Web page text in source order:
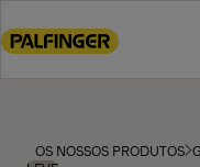
to
OS NOSSOS PRODUTOS